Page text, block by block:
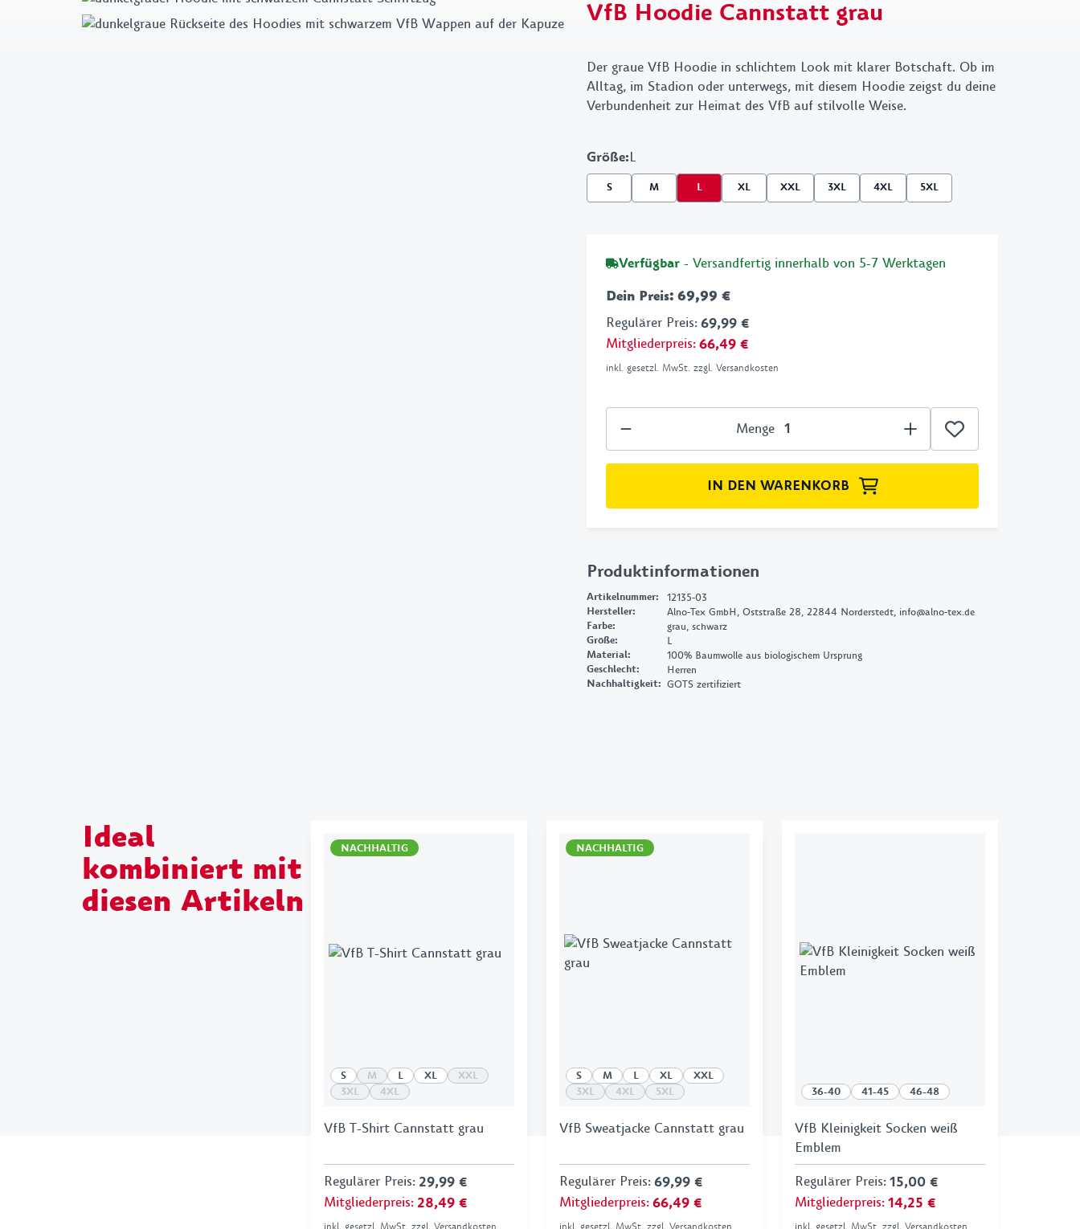
Retro
Wappen
Clubhouse
Schreibwaren
VfB Hoodie Cannstatt grau
Der graue VfB Hoodie in schlichtem Look mit klarer Botschaft. Ob im
Alltag, im Stadion oder unterwegs, mit diesem Hoodie zeigst du deine
Verbundenheit zur Heimat des VfB auf stilvolle Weise.
Größe:L
S M L XL XXL 3XL 4XL 5XL
Verfügbar - Versandfertig innerhalb von 5-7 Werktagen
Dein Preis: 69,99 €
Regulärer Preis:69,99 €
Mitgliederpreis:66,49 €
inkl. gesetzl. MwSt. zzgl. Versandkosten
Menge
IN DEN WARENKORB
Produktinformationen
Artikelnummer: 12135-03
Hersteller: Alno-Tex GmbH, Oststraße 28, 22844 Norderstedt, info@alno-tex.de
Farbe: grau, schwarz
Größe: L
Material: 100% Baumwolle aus biologischem Ursprung
Geschlecht: Herren
Nachhaltigkeit: GOTS zertifiziert
Ideal
kombiniert mit
diesen Artikeln
NACHHALTIG
S M L XL
XXL
3XL
4XL
VfB T-Shirt Cannstatt grau
Regulärer Preis: 29,99 €
Mitgliederpreis: 28,49 €
inkl. gesetzl. MwSt. zzgl. Versandkosten
NACHHALTIG
S M L XL
XXL
3XL
4XL 5XL
VfB Sweatjacke Cannstatt grau
Regulärer Preis:69,99 €
Mitgliederpreis:66,49 €
inkl. gesetzl. MwSt. zzgl. Versandkosten
36-40 41-45 46-48
VfB Kleinigkeit Socken weiß
Emblem
Regulärer Preis:15,00 €
Mitgliederpreis:14,25 €
inkl. gesetzl. MwSt. zzgl. Versandkosten